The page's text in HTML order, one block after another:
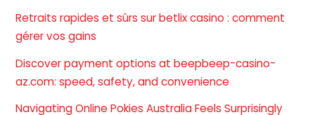
Retraits rapides et sûrs sur betlix casino : comment
gérer vos gains
Discover payment options at beepbeep-casino-
az.com: speed, safety, and convenience
Navigating Online Pokies Australia Feels Surprisingly